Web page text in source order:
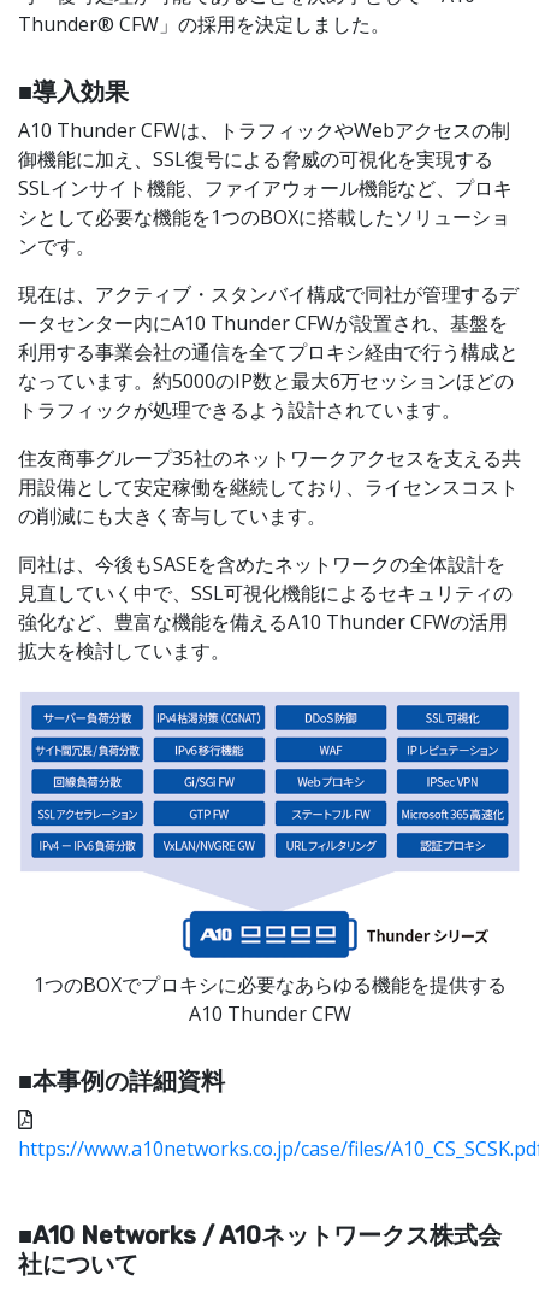
Thunder® CFW」の採用を決定しました。
■導入効果
A10 Thunder CFWは、トラフィックやWebアクセスの制
御機能に加え、SSL復号による脅威の可視化を実現する
SSLインサイト機能、ファイアウォール機能など、プロキ
シとして必要な機能を1つのBOXに搭載したソリューショ
ンです。
現在は、アクティブ・スタンバイ構成で同社が管理するデ
ータセンター内にA10 Thunder CFWが設置され、基盤を
利用する事業会社の通信を全てプロキシ経由で行う構成と
なっています。約5000のIP数と最大6万セッションほどの
トラフィックが処理できるよう設計されています。
住友商事グループ35社のネットワークアクセスを支える共
用設備として安定稼働を継続しており、ライセンスコスト
の削減にも大きく寄与しています。
同社は、今後もSASEを含めたネットワークの全体設計を
見直していく中で、SSL可視化機能によるセキュリティの
強化など、豊富な機能を備えるA10 Thunder CFWの活用
拡大を検討しています。
1つのBOXでプロキシに必要なあらゆる機能を提供する
A10 Thunder CFW
■本事例の詳細資料
https://www.a10networks.co.jp/case/files/
■A10 Networks / A10ネットワークス株式会
社について